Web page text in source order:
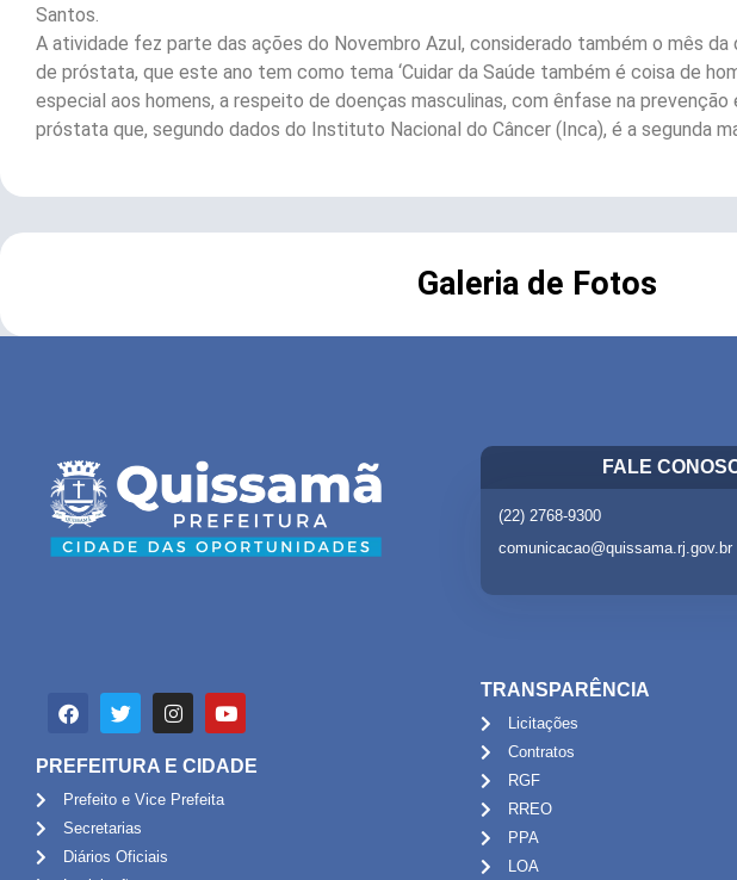
Santos.
A atividade fez parte das ações do Novembro Azul, considerado também o mês
de próstata, que este ano tem como tema ‘Cuidar da Saúde também é coisa de
especial aos homens, a respeito de doenças masculinas, com ênfase na
próstata que, segundo dados do Instituto Nacional do Câncer (Inca), é a segunda
Galeria de Fotos
FALE
(22) 2768-9300
comunicacao@quissama.rj.gov.br
PREFEITURA E CIDADE
Prefeito e Vice Prefeita
Secretarias
Diários Oficiais
TRANSPARÊNCIA
Licitações
Contratos
RGF
RREO
PPA
LOA